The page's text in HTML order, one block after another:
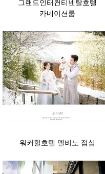
그랜드인터컨티넨탈호텔
카네이션룸
워커힐호텔 델비노 점심